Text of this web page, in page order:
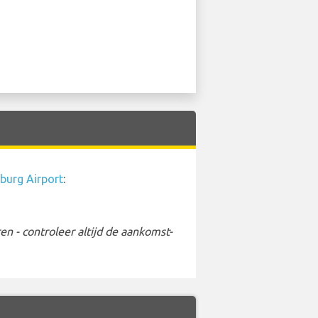
Airport:
- controleer altijd de aankomst-